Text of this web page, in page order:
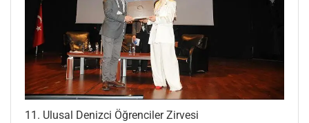
11. Ulusal Denizci Öğrenciler Zirvesi